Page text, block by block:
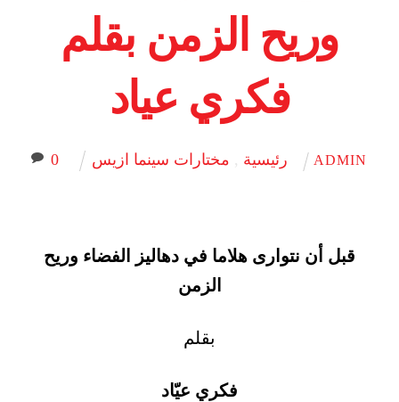
وريح الزمن بقلم
فكري عياد
ADMIN رئيسية , مختارات سينما ازيس 0
قبل أن نتوارى هلاما في دهاليز الفضاء وريح
الزمن
بقلم
فكري عيّاد